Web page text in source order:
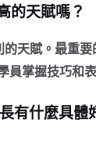
的天賦嗎？
天賦。最重
員掌握技巧和
有什麼具體